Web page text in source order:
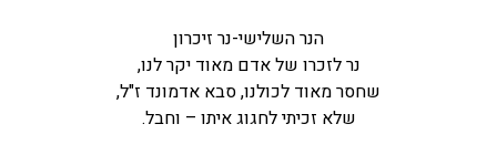
הנר השלישי-נר זיכרון
נר לזכרו של אדם מאוד יקר לנו,
שחסר מאוד לכולנו, סבא אדמונד ז"ל,
שלא זכיתי לחגוג איתו – וחבל.